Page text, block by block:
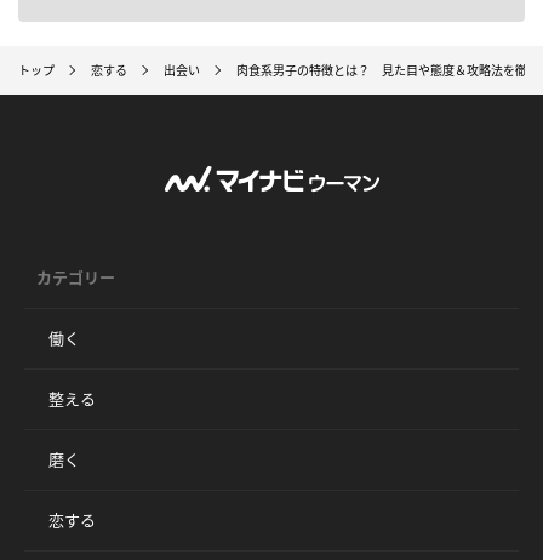
トップ 恋する 出会い 肉食系男子の特徴とは？ 見た目や態度＆攻略法を徹底
カテゴリー
働く
整える
磨く
恋する